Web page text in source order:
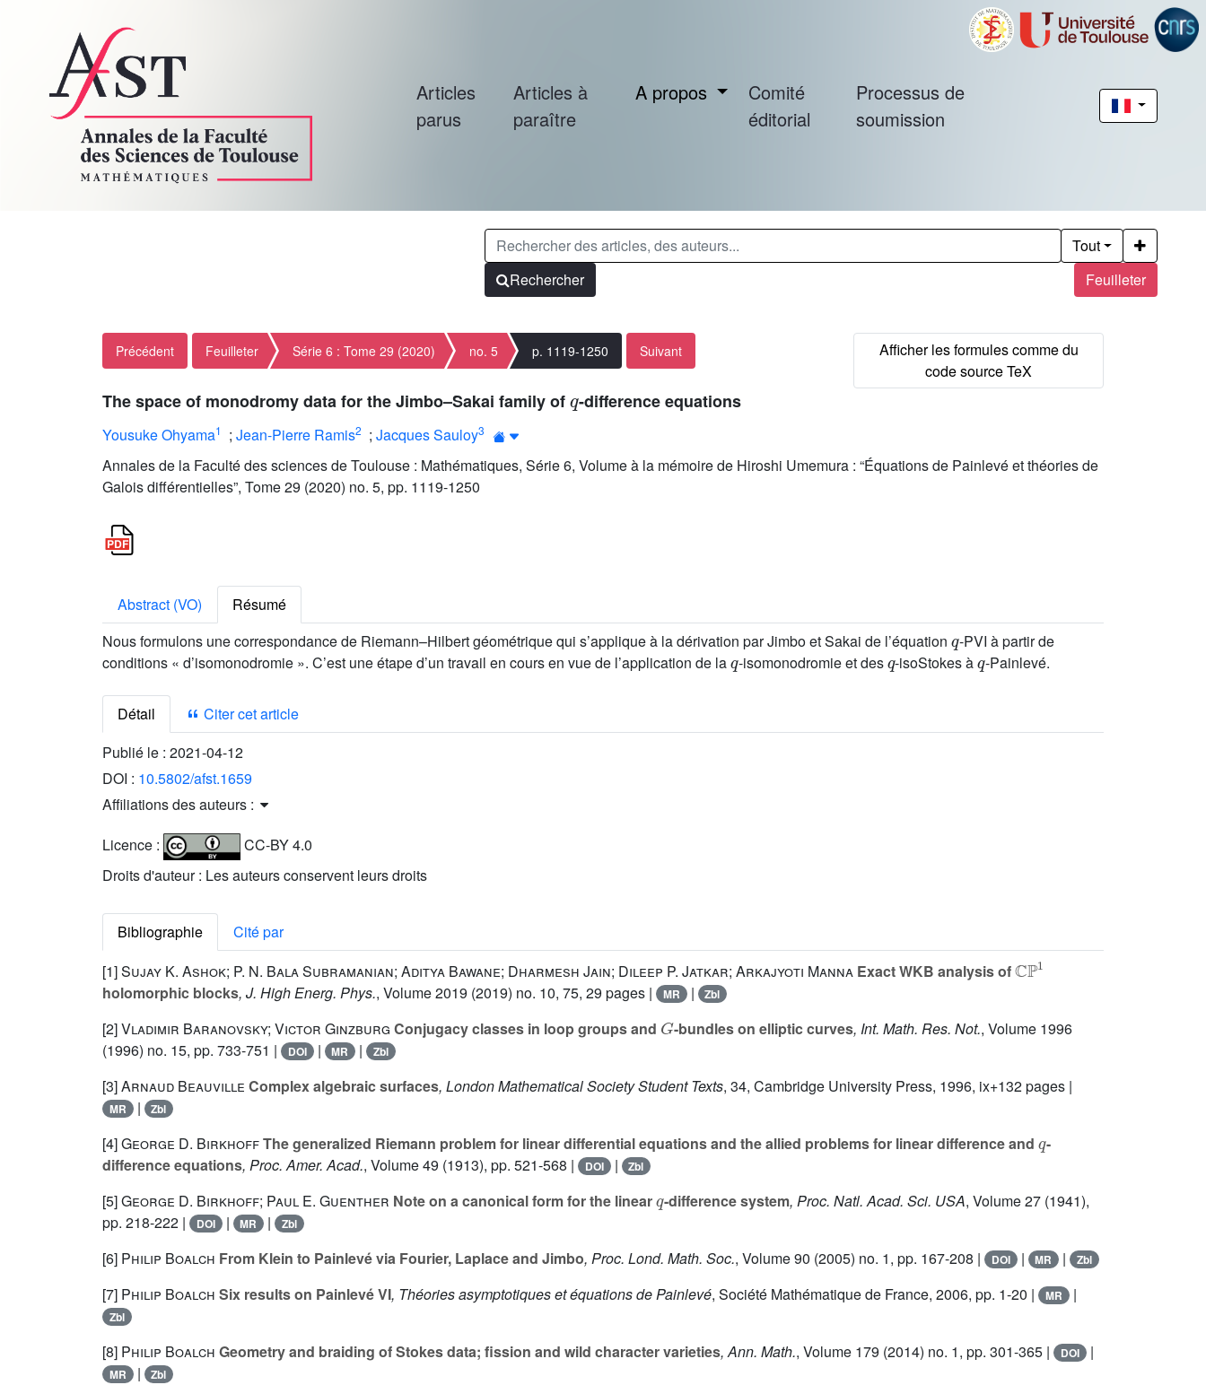
Articles
parus
Articles à
paraître
A propos
Comité
éditorial
Processus de
soumission
Feuilleter
Tout
Rechercher
Précédent Feuilleter Série 6 : Tome 29 (2020) no. 5 p. 1119-1250 Suivant
The space of monodromy data for the Jimbo–Sakai family of -difference equations
Yousuke Ohyama1 ; Jean-Pierre Ramis2 ; Jacques Sauloy3
Annales de la Faculté des sciences de Toulouse : Mathématiques, Série 6, Volume à la mémoire de Hiroshi Umemura : “Équations de Painlevé et théories de
Galois différentielles”, Tome 29 (2020) no. 5, pp. 1119-1250
Abstract (VO)
Résumé
Nous formulons une correspondance de Riemann–Hilbert géométrique qui s’applique à la dérivation par Jimbo et Sakai de l’équation
q
-PVI à partir de
conditions « d’isomonodromie ». C’est une étape d’un travail en cours en vue de l’application de la
q
-isomonodromie et des
q
-isoStokes à
q
-Painlevé.
Détail
Citer cet article
Publié le : 2021-04-12
DOI : 10.5802/afst.1659
Affiliations des auteurs :
Licence :
CC-BY 4.0
Droits d'auteur : Les auteurs conservent leurs droits
Bibliographie
Cité par
[1]Sujay K. Ashok; P. N. Bala Subramanian; Aditya Bawane; Dharmesh Jain; Dileep P. Jatkar; Arkajyoti Manna Exact WKB analysis of
ℂℙ1
holomorphic blocks, J. High Energ. Phys., Volume 2019 (2019) no. 10, 75, 29 pages | MR | Zbl
[2]Vladimir Baranovsky; Victor Ginzburg Conjugacy classes in loop groups and -bundles on elliptic curves, Int. Math. Res. Not., Volume 1996
(1996) no. 15, pp. 733-751 |
DOI | MR | Zbl
[3]Arnaud Beauville Complex algebraic surfaces, London Mathematical Society Student Texts, 34, Cambridge University Press, 1996, ix+132 pages |
MR | Zbl
[4]George D. BirkhoffThe generalized Riemann problem for linear differential equations and the allied problems for linear difference and -
difference equations, Proc. Amer. Acad., Volume 49 (1913), pp. 521-568 | DOI | Zbl
[5]George D. Birkhoff; Paul E. Guenther Note on a canonical form for the linear -difference system, Proc. Natl. Acad. Sci. USA, Volume 27(1941),
pp. 218-222 |
DOI | MR | Zbl
[6] Philip Boalch From Klein to Painlevé via Fourier, Laplace and Jimbo, Proc. Lond. Math. Soc., Volume 90 (2005) no. 1, pp. 167-208 | DOI | MR | Zbl
[7] Philip Boalch Six results on Painlevé VI, Théories asymptotiques et équations de Painlevé, Société Mathématique de France, 2006, pp. 1-20 | MR |
Zbl
[8] Philip Boalch Geometry and braiding of Stokes data; fission and wild character varieties, Ann. Math., Volume 179 (2014) no. 1, pp. 301-365 | DOI |
MR | Zbl